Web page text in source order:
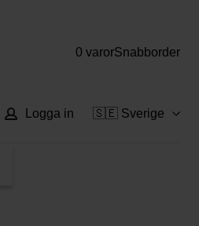
0 varorSnabborder
Logga in 🇸🇪 Sverige